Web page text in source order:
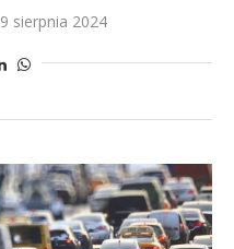
9 sierpnia 2024